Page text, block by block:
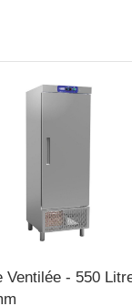
Ventilée - 550